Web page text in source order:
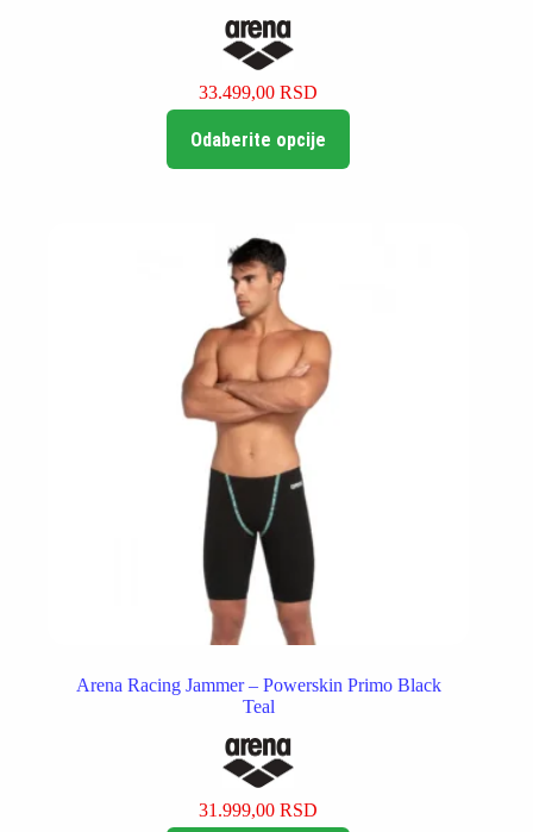
33.499,00RSD
Odaberite opcije
proizvod
mogu
biti
izabrane
na
stranici
proizvoda.
Arena Racing Jammer – Powerskin Primo Black
Teal
31.999,00RSD